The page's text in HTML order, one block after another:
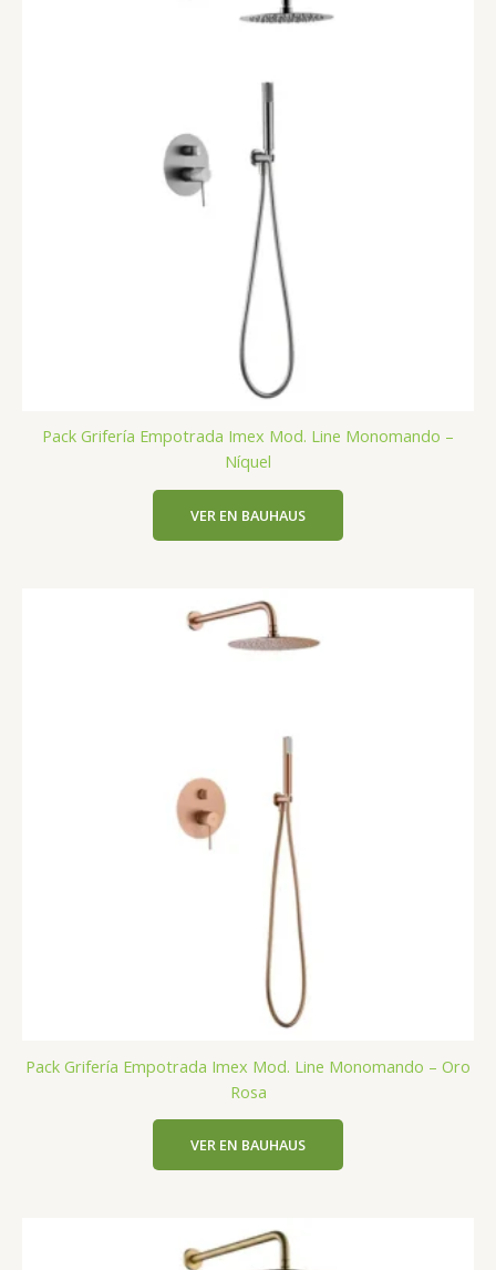
Pack Grifería Empotrada Imex Mod. Line Monomando –
Níquel
VER EN BAUHAUS
Pack Grifería Empotrada Imex Mod. Line Monomando – Oro
Rosa
VER EN BAUHAUS